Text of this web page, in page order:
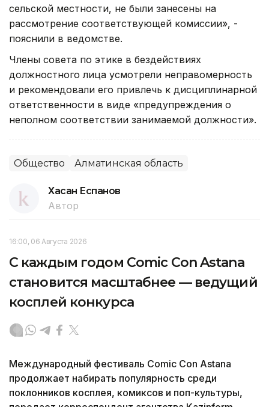
сельской местности, не были занесены на
рассмотрение соответствующей комиссии», -
пояснили в ведомстве.
Члены совета по этике в бездействиях
должностного лица усмотрели неправомерность
и рекомендовали его привлечь к дисциплинарной
ответственности в виде «предупреждения о
неполном соответствии занимаемой должности».
Общество Алматинская область
Хасан Еспанов
Автор
16:00, 06 Августа 2026
С каждым годом Comic Con Astana
становится масштабнее — ведущий
косплей конкурса
Международный фестиваль Comic Con Astana
продолжает набирать популярность среди
поклонников косплея, комиксов и поп-культуры,